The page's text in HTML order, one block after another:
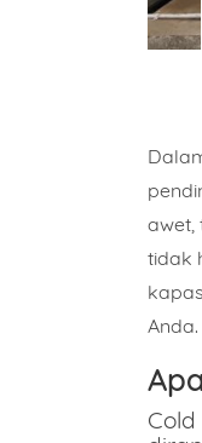
awet,
tidak
Anda.